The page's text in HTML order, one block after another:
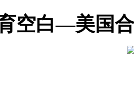
空白—美国